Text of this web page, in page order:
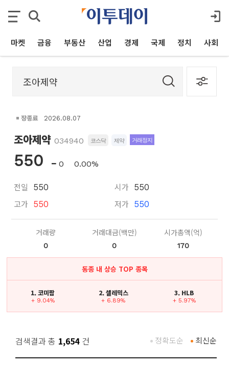
마켓 금융 부동산 산업 경제 국제 정치 사회
장종료 2026.08.07
조아제약 034940 코스닥 제약 거래정지
550 0 0.00%
전일 550
고가 550
시가 550
저가 550
거래량
0
거래대금(백만)
0
시가총액(억)
170
동종 내 상승 TOP 종목
1. 코미팜
+ 9.04%
2. 셀레믹스
+ 6.89%
3. HLB
+ 5.97%
검색결과 총 1,654 건 최신순
정확도순